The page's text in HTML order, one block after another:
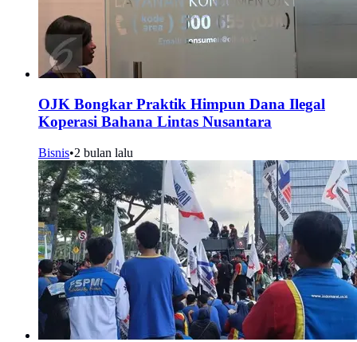
OJK Bongkar Praktik Himpun Dana Ilegal
Koperasi Bahana Lintas Nusantara
Bisnis•2 bulan lalu